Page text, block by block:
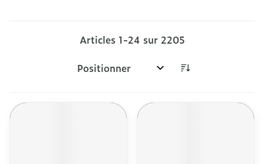
Articles 1-24 sur 2205
Trier par: